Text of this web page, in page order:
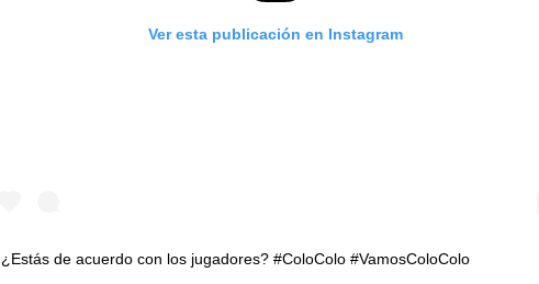
Ver esta publicación en Instagram
¿Estás de acuerdo con los jugadores? #ColoColo #VamosColoColo